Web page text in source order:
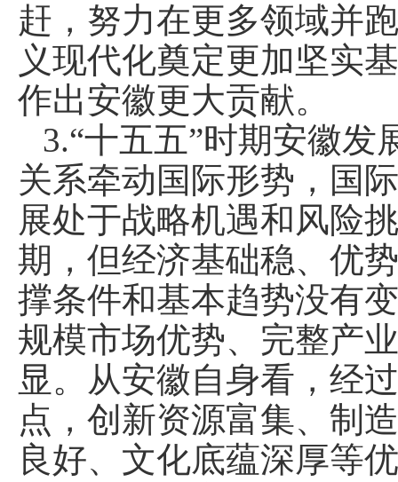
赶，努力在更多领域并
义现代化奠定更加坚实
作出安徽更大贡献。
3.“十五五”时期安徽
关系牵动国际形势，国
展处于战略机遇和风险
期，但经济基础稳、优
撑条件和基本趋势没有
规模市场优势、完整产
显。从安徽自身看，经
点，创新资源富集、制
良好、文化底蕴深厚等